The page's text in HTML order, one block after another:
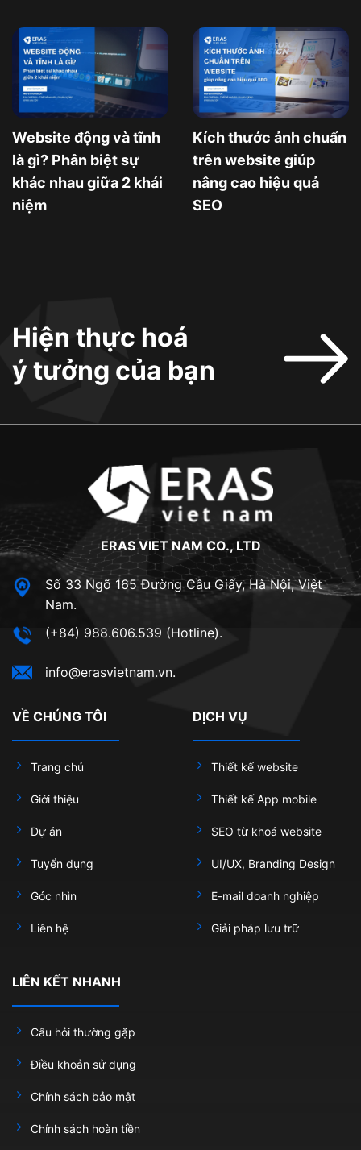
Website động và tĩnh
là gì? Phân biệt sự
khác nhau giữa 2 khái
niệm
Kích thước ảnh chuẩn
trên website giúp
nâng cao hiệu quả
SEO
Hiện thực hoá
ý tưởng của bạn
ERAS VIET NAM CO., LTD
Số 33 Ngõ 165 Đường Cầu Giấy, Hà Nội, Việt
Nam.
(+84) 988.606.539 (Hotline).
info@erasvietnam.vn.
VỀ CHÚNG TÔI
Trang chủ
Giới thiệu
Dự án
Tuyển dụng
Góc nhìn
Liên hệ
DỊCH VỤ
Thiết kế website
Thiết kế App mobile
SEO từ khoá website
UI/UX, Branding Design
E-mail doanh nghiệp
Giải pháp lưu trữ
LIÊN KẾT NHANH
Câu hỏi thường gặp
Điều khoản sử dụng
Chính sách bảo mật
Chính sách hoàn tiền